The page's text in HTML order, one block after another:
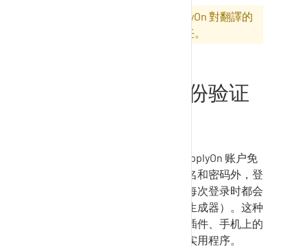
注：本文為機器翻譯。SupplyOn 對翻譯的
準確性或完整性不負任何責任。
什么是双因素身份验证
SupplyOn 账户免
遭未经授权的使用。除了用户名和密码外，登
录时还会使用一次性密码，您每次登录时都会
收到一个所谓的验证器（密码生成器）。这种
验证器可以是浏览器中的一个插件、手机上的
一个应用程序或电脑上的一个实用程序。